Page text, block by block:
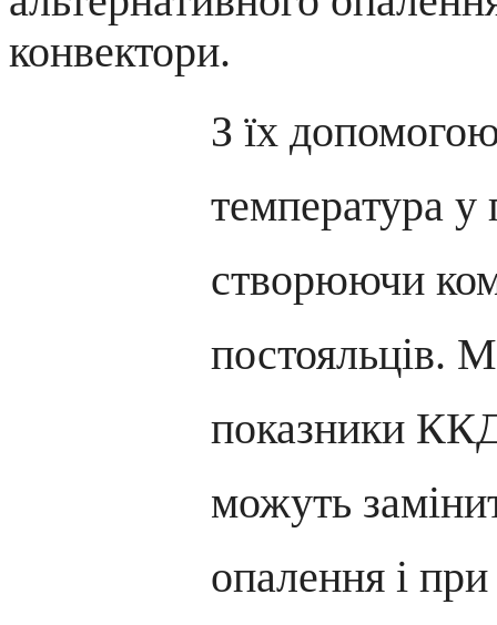
конвектори.
З їх
температура у
створюючи
постояльців.
показники
можуть
опалення і